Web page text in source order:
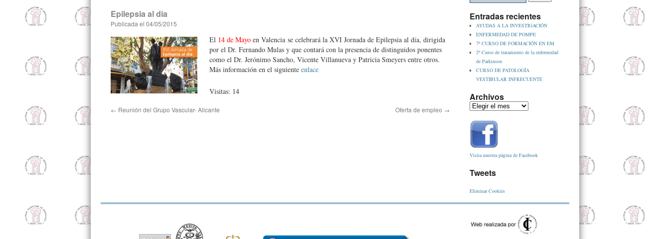
Epilepsia al dia
Publicada el 04/05/2015
El 14 de Mayo en Valencia se celebrará la XVI Jornada de Epilepsia al día, dirigida
por el Dr. Fernando Mulas y que contará con la presencia de distinguidos ponentes
como el Dr. Jerónimo Sancho, Vicente Villanueva y Patricia Smeyers entre otros.
Más información en el siguiente enlace
Visitas: 14
← Reunión del Grupo Vascular- Alicante Oferta de empleo →
Entradas recientes
AYUDAS A LA INVESTIGACIÓN
ENFERMEDAD DE POMPE
7º CURSO DE FORMACIÓN EN EM
2º Curso de tratamiento de la enfermedad
de Parkinson
CURSO DE PATOLOGÍA
VESTIBULAR INFRECUENTE
Archivos
Visita nuestra página de Facebook
Tweets
Eliminar Cookies